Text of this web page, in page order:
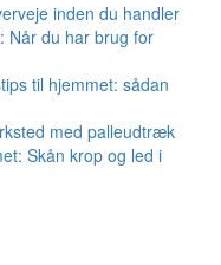
inden du handler
Når du har brug for
til hjemmet: sådan
med palleudtræk
Skån krop og led i